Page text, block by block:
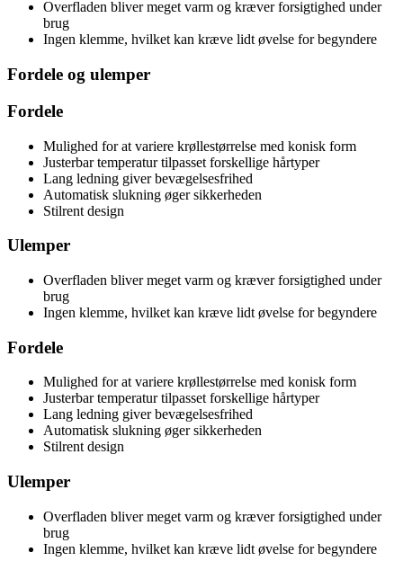
Overfladen bliver meget varm og kræver forsigtighed under
brug
Ingen klemme, hvilket kan kræve lidt øvelse for begyndere
Fordele og ulemper
Fordele
Mulighed for at variere krøllestørrelse med konisk form
Justerbar temperatur tilpasset forskellige hårtyper
Lang ledning giver bevægelsesfrihed
Automatisk slukning øger sikkerheden
Stilrent design
Ulemper
Overfladen bliver meget varm og kræver forsigtighed under
brug
Ingen klemme, hvilket kan kræve lidt øvelse for begyndere
Fordele
Mulighed for at variere krøllestørrelse med konisk form
Justerbar temperatur tilpasset forskellige hårtyper
Lang ledning giver bevægelsesfrihed
Automatisk slukning øger sikkerheden
Stilrent design
Ulemper
Overfladen bliver meget varm og kræver forsigtighed under
brug
Ingen klemme, hvilket kan kræve lidt øvelse for begyndere